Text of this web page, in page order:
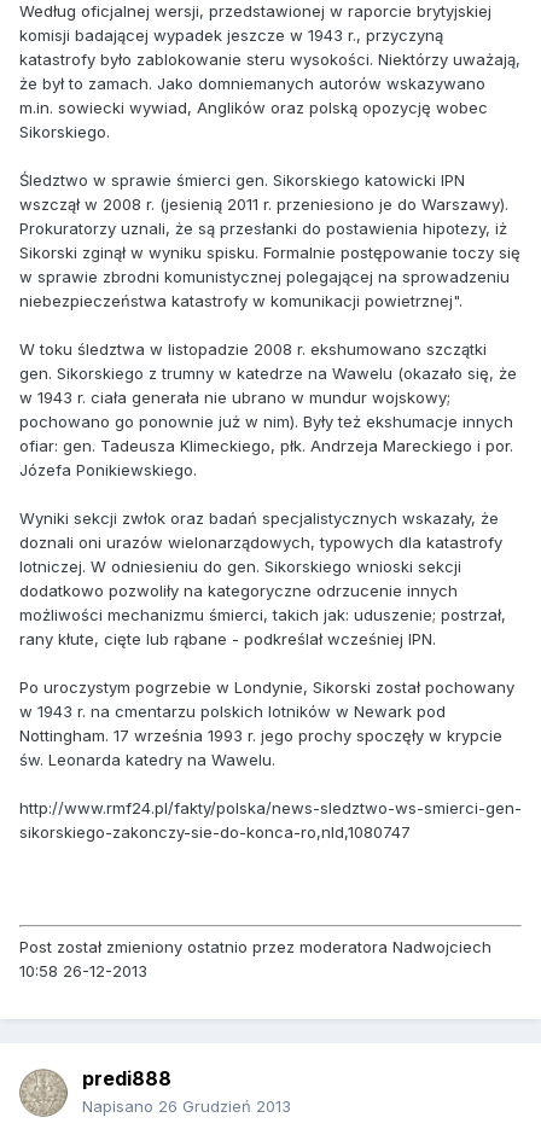
Według oficjalnej wersji, przedstawionej w raporcie brytyjskiej
komisji badającej wypadek jeszcze w 1943 r., przyczyną
katastrofy było zablokowanie steru wysokości. Niektórzy uważają,
że był to zamach. Jako domniemanych autorów wskazywano
m.in. sowiecki wywiad, Anglików oraz polską opozycję wobec
Sikorskiego.
Śledztwo w sprawie śmierci gen. Sikorskiego katowicki IPN
wszczął w 2008 r. (jesienią 2011 r. przeniesiono je do Warszawy).
Prokuratorzy uznali, że są przesłanki do postawienia hipotezy, iż
Sikorski zginął w wyniku spisku. Formalnie postępowanie toczy się
w sprawie zbrodni komunistycznej polegającej na sprowadzeniu
niebezpieczeństwa katastrofy w komunikacji powietrznej".
W toku śledztwa w listopadzie 2008 r. ekshumowano szczątki
gen. Sikorskiego z trumny w katedrze na Wawelu (okazało się, że
w 1943 r. ciała generała nie ubrano w mundur wojskowy;
pochowano go ponownie już w nim). Były też ekshumacje innych
ofiar: gen. Tadeusza Klimeckiego, płk. Andrzeja Mareckiego i por.
Józefa Ponikiewskiego.
Wyniki sekcji zwłok oraz badań specjalistycznych wskazały, że
doznali oni urazów wielonarządowych, typowych dla katastrofy
lotniczej. W odniesieniu do gen. Sikorskiego wnioski sekcji
dodatkowo pozwoliły na kategoryczne odrzucenie innych
możliwości mechanizmu śmierci, takich jak: uduszenie; postrzał,
rany kłute, cięte lub rąbane - podkreślał wcześniej IPN.
Po uroczystym pogrzebie w Londynie, Sikorski został pochowany
w 1943 r. na cmentarzu polskich lotników w Newark pod
Nottingham. 17 września 1993 r. jego prochy spoczęły w krypcie
św. Leonarda katedry na Wawelu.
http://www.rmf24.pl/fakty/polska/news-sledztwo-ws-smierci-gen-
sikorskiego-zakonczy-sie-do-konca-ro,nId,1080747
Post został zmieniony ostatnio przez moderatora Nadwojciech
10:58 26-12-2013
predi888
Napisano 26 Grudzień 2013